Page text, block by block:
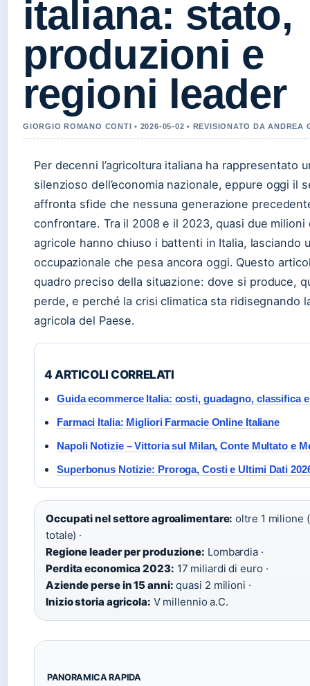
italiana: stato,
produzioni e
regioni leader
GIORGIO ROMANO CONTI • 2026-05-02 • REVISIONATO DA ANDREA
Per decenni l’agricoltura italiana ha rappresentato
silenzioso dell’economia nazionale, eppure oggi il
affronta sfide che nessuna generazione
confrontare. Tra il 2008 e il 2023, quasi due milioni
agricole hanno chiuso i battenti in Italia, lasciando
occupazionale che pesa ancora oggi. Questo
quadro preciso della situazione: dove si produce,
perde, e perché la crisi climatica sta ridisegnando
agricola del Paese.
4 ARTICOLI CORRELATI
Guida ecommerce Italia: costi, guadagno, classifica
Farmaci Italia: Migliori Farmacie Online Italiane
Napoli Notizie – Vittoria sul Milan, Conte Multato e
Superbonus Notizie: Proroga, Costi e Ultimi Dati
Occupati nel settore agroalimentare: oltre 1 milione
totale) ·
Regione leader per produzione: Lombardia ·
Perdita economica 2023: 17 miliardi di euro ·
Aziende perse in 15 anni: quasi 2 milioni ·
Inizio storia agricola: V millennio a.C.
PANORAMICA RAPIDA